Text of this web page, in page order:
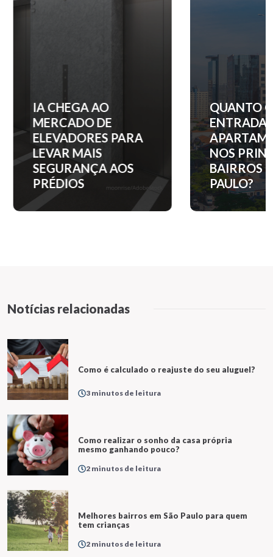
IA CHEGA AO
MERCADO DE
ELEVADORES PARA
LEVAR MAIS
SEGURANÇA AOS
PRÉDIOS
QUANTO
ENTRADA
NOS
BAIRROS
PAULO?
Notícias relacionadas
Como é calculado o reajuste do seu aluguel?
3 minutos de leitura
Como realizar o sonho da casa própria
mesmo ganhando pouco?
2 minutos de leitura
Melhores bairros em São Paulo para quem
tem crianças
2 minutos de leitura